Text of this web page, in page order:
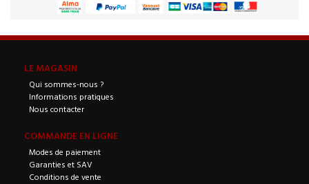
LE MAGASIN
Qui sommes-nous ?
Informations pratiques
Nous contacter
COMMANDE EN LIGNE
Modes de paiement
Garanties et SAV
Conditions de vente